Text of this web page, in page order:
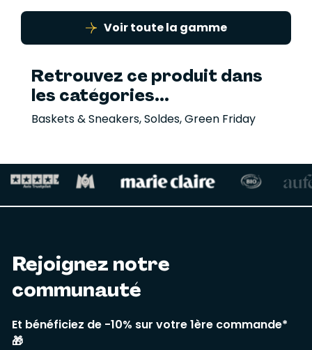
Voir toute la gamme
Retrouvez ce produit dans
les catégories...
Baskets & Sneakers,Soldes,Green Friday
Rejoignez notre
communauté
Et bénéficiez de -10% sur votre 1ère commande*
🎁